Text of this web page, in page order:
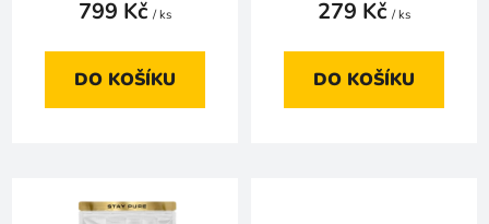
799 Kč / ks
DO KOŠÍKU
279 Kč / ks
DO KOŠÍKU